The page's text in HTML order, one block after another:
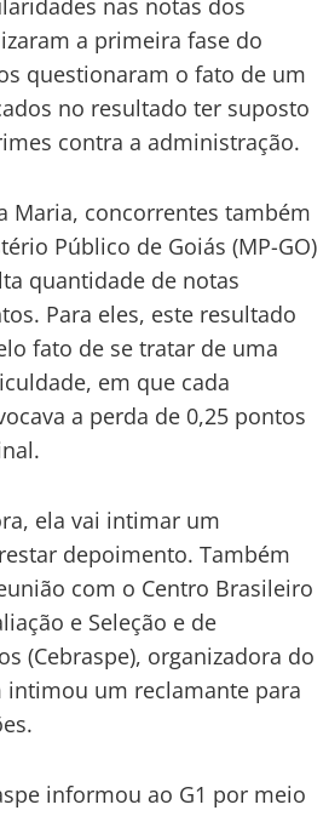
nas notas dos
a primeira fase do
questionaram o fato de um
no resultado ter suposto
contra a administração.
Maria, concorrentes também
Público de Goiás (MP-GO)
quantidade de notas
Para eles, este resultado
fato de se tratar de uma
em que cada
a perda de 0,25 pontos
ela vai intimar um
depoimento. Também
com o Centro Brasileiro
e Seleção e de
(Cebraspe), organizadora do
intimou um reclamante para
informou ao G1 por meio